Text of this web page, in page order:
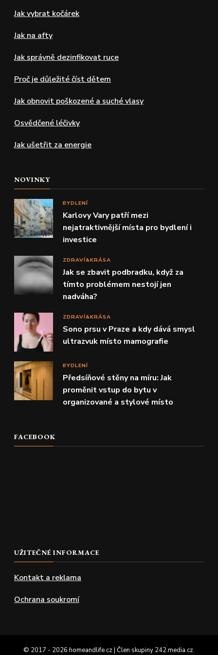
Jak vybrat kočárek
Jak na afty
Jak správně dezinfikovat ruce
Proč je důležité číst dětem
Jak obnovit poškozené a suché vlasy
Osvědčené léčivky
Jak ušetřit za energie
NOVINKY
BYDLENÍ
Karlovy Vary patří mezi
nejatraktivnější místa pro bydlení i
investice
ZDRAVÍ&KRÁSA
Jak se zbavit podbradku, když za
tímto problémem nestojí jen
nadváha?
ZDRAVÍ&KRÁSA
Sono prsu v Praze a kdy dává smysl
ultrazvuk místo mamografie
BYDLENÍ
Předsíňové stěny na míru: Jak
proměnit vstup do bytu v
organizované a stylové místo
FACEBOOK
UŽITEČNÉ INFORMACE
Kontakt a reklama
Ochrana soukromí
© 2017 - 2026 homeandlife.cz | Člen skupiny 242.media.cz.